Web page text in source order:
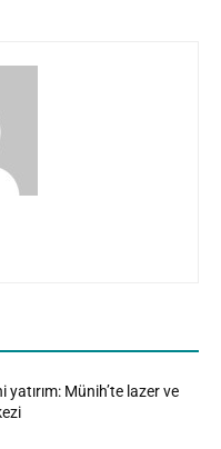
yatırım: Münih’te lazer ve